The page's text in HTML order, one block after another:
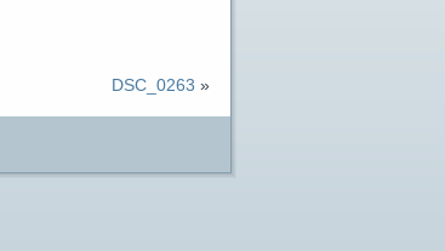
DSC_0263 »